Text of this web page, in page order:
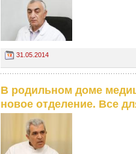
31.05.2014
В родильном доме
новое отделение. Все